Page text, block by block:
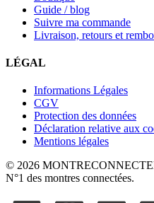
Guide / blog
Suivre ma commande
Livraison, retours et
LÉGAL
Informations Légales
CGV
Protection des données
Déclaration relative aux
Mentions légales
© 2026
N°1 des montres connectées.